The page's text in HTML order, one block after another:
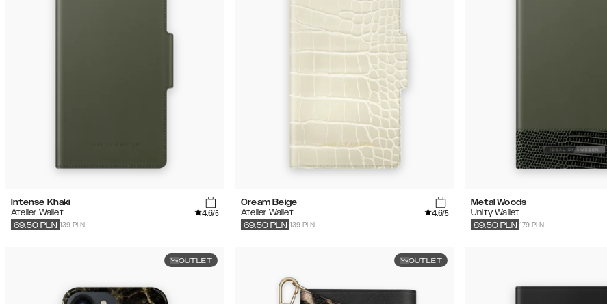
Intense Khaki
Atelier Wallet
4.6/5
139 PLN
69.50 PLN
Cream Beige
Atelier Wallet
4.6/5
139 PLN
69.50 PLN
Metal Woods
Unity Wallet
179 PLN
89.50 PLN
OUTLET OUTLET